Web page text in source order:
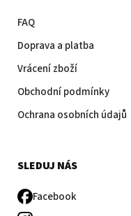
FAQ
Doprava a platba
Vrácení zboží
Obchodní podmínky
Ochrana osobních údajů
SLEDUJ NÁS
Facebook